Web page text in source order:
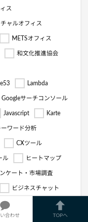
ス
ャルオフィス
METSオフィス
和文化推進協会
Lambda
Googleサーチコンソール
Javascript Karte
ーワード分析
CXツール
ル ヒートマップ
ケート・市場調査
ビジネスチャット
ウトソーシング
Dockpit
合わせ TOPへ